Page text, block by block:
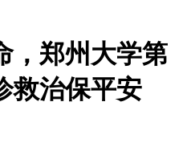
，郑州大学第
救治保平安